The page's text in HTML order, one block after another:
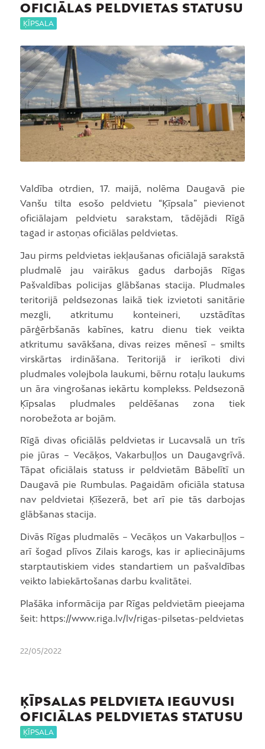
OFICIĀLAS PELDVIETAS STATUSU
ĶĪPSALA
Valdība otrdien, 17. maijā, nolēma Daugavā pie
Vanšu tilta esošo peldvietu “Ķīpsala” pievienot
oficiālajam peldvietu sarakstam, tādējādi Rīgā
tagad ir astoņas oficiālas peldvietas.
Jau pirms peldvietas iekļaušanas oficiālajā sarakstā
pludmalē jau vairākus gadus darbojās Rīgas
Pašvaldības policijas glābšanas stacija. Pludmales
teritorijā peldsezonas laikā tiek izvietoti sanitārie
mezgli, atkritumu konteineri, uzstādītas
pārģērbšanās kabīnes, katru dienu tiek veikta
atkritumu savākšana, divas reizes mēnesī – smilts
virskārtas irdināšana. Teritorijā ir ierīkoti divi
pludmales volejbola laukumi, bērnu rotaļu laukums
un āra vingrošanas iekārtu komplekss. Peldsezonā
Ķīpsalas pludmales peldēšanas zona tiek
norobežota ar bojām.
Rīgā divas oficiālās peldvietas ir Lucavsalā un trīs
pie jūras – Vecāķos, Vakarbuļļos un Daugavgrīvā.
Tāpat oficiālais statuss ir peldvietām Bābelītī un
Daugavā pie Rumbulas. Pagaidām oficiāla statusa
nav peldvietai Ķīšezerā, bet arī pie tās darbojas
glābšanas stacija.
Divās Rīgas pludmalēs – Vecāķos un Vakarbuļļos –
arī šogad plīvos Zilais karogs, kas ir apliecinājums
starptautiskiem vides standartiem un pašvaldības
veikto labiekārtošanas darbu kvalitātei.
Plašāka informācija par Rīgas peldvietām pieejama
šeit: https://www.riga.lv/lv/rigas-pilsetas-peldvietas
22/05/2022
ĶĪPSALAS PELDVIETA IEGUVUSI
OFICIĀLAS PELDVIETAS STATUSU
ĶĪPSALA